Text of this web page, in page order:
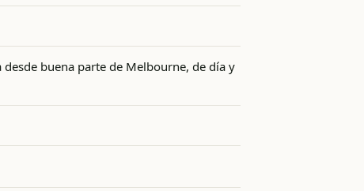
buena parte de Melbourne, de día y